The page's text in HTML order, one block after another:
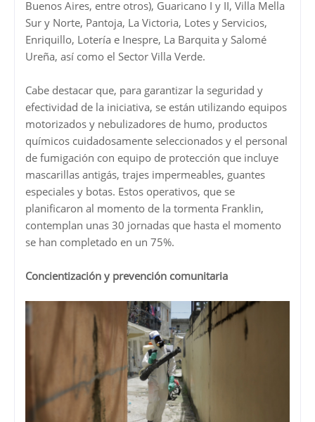
Buenos Aires, entre otros), Guaricano I y II, Villa Mella
Sur y Norte, Pantoja, La Victoria, Lotes y Servicios,
Enriquillo, Lotería e Inespre, La Barquita y Salomé
Ureña, así como el Sector Villa Verde.
Cabe destacar que, para garantizar la seguridad y
efectividad de la iniciativa, se están utilizando equipos
motorizados y nebulizadores de humo, productos
químicos cuidadosamente seleccionados y el personal
de fumigación con equipo de protección que incluye
mascarillas antigás, trajes impermeables, guantes
especiales y botas. Estos operativos, que se
planificaron al momento de la tormenta Franklin,
contemplan unas 30 jornadas que hasta el momento
se han completado en un 75%.
Concientización y prevención comunitaria